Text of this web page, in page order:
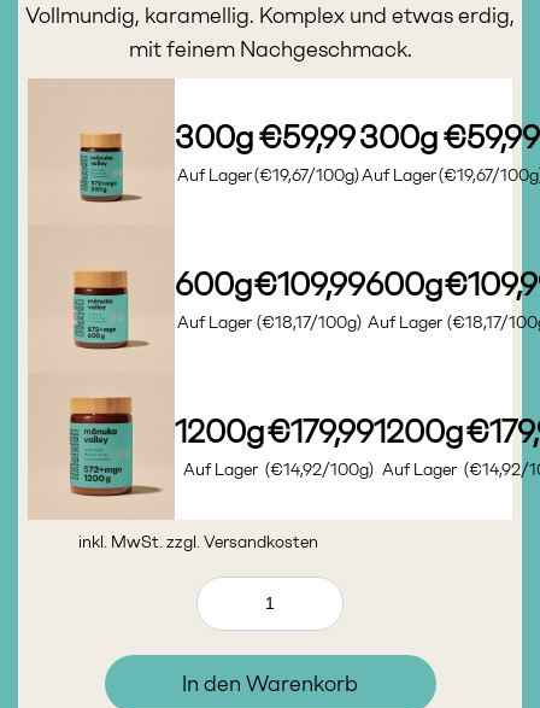
Vollmundig, karamellig. Komplex und etwas erdig,
mit feinem Nachgeschmack.
300g
Auf Lager
€59,99
(€19,67/100g)
300g
Auf Lager
€59,99
(€19,67/
600g
Auf Lager
€109,99
(€18,17/100g)
600g
Auf Lager (€18,17/
1200g
Auf Lager
€179,99
(€14,92/100g)
1200g
Auf Lager (€14,92/
inkl. MwSt. zzgl. Versandkosten
In den Warenkorb